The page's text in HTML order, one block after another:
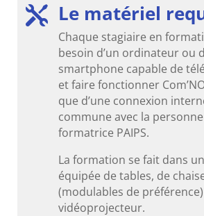
 Le matériel
Chaque stagiaire en
besoin d’un ordinateur ou
smartphone capable de
et faire fonctionner
que d’une connexion
commune avec la personne
formatrice PAIPS.
La formation se fait dans
équipée de tables, de
(modulables de préférence)
vidéoprojecteur.